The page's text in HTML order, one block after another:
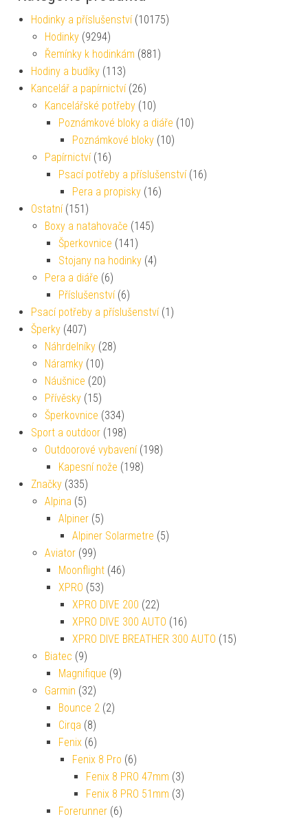
Hodinky a příslušenství (10175)
Hodinky (9294)
Řemínky k hodinkám (881)
Hodiny a budíky (113)
Kancelář a papírnictví (26)
Kancelářské potřeby (10)
Poznámkové bloky a diáře (10)
Poznámkové bloky (10)
Papírnictví (16)
Psací potřeby a příslušenství (16)
Pera a propisky (16)
Ostatní (151)
Boxy a natahovače (145)
Šperkovnice (141)
Stojany na hodinky (4)
Pera a diáře (6)
Příslušenství (6)
Psací potřeby a příslušenství (1)
Šperky (407)
Náhrdelníky (28)
Náramky (10)
Náušnice (20)
Přívěsky (15)
Šperkovnice (334)
Sport a outdoor (198)
Outdoorové vybavení (198)
Kapesní nože (198)
Značky (335)
Alpina (5)
Alpiner (5)
Alpiner Solarmetre (5)
Aviator (99)
Moonflight (46)
XPRO (53)
XPRO DIVE 200 (22)
XPRO DIVE 300 AUTO (16)
XPRO DIVE BREATHER 300 AUTO (15)
Biatec (9)
Magnifique (9)
Garmin (32)
Bounce 2 (2)
Cirqa (8)
Fenix (6)
Fenix 8 Pro (6)
Fenix 8 PRO 47mm (3)
Fenix 8 PRO 51mm (3)
Forerunner (6)